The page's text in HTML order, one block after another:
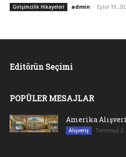
Girişimcilik Hikayeleri admin - Eylül 19,
Editörün Seçimi
POPÜLER MESAJLAR
Amerika
Alışveriş Temmuz 2,